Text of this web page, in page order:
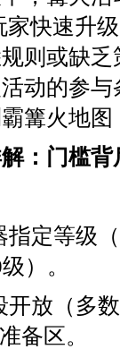
快速升
则或缺
动的参
篝火地图
：门槛
定等级
）。
放（多
备区。